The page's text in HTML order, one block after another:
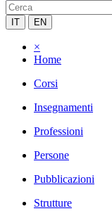
IT EN
×
Home
Corsi
Insegnamenti
Professioni
Persone
Pubblicazioni
Strutture